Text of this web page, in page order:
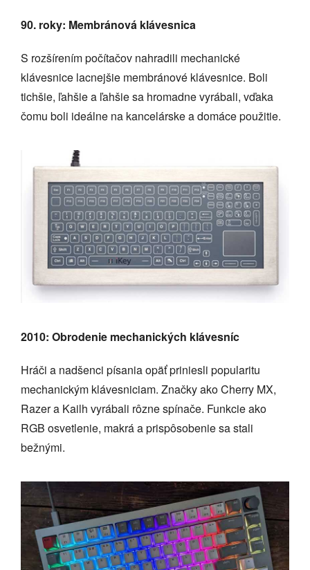
90. roky: Membránová klávesnica
S rozšírením počítačov nahradili mechanické
klávesnice lacnejšie membránové klávesnice. Boli
tichšie, ľahšie a ľahšie sa hromadne vyrábali, vďaka
čomu boli ideálne na kancelárske a domáce použitie.
2010: Obrodenie mechanických klávesníc
Hráči a nadšenci písania opäť priniesli popularitu
mechanickým klávesniciam. Značky ako Cherry MX,
Razer a Kailh vyrábali rôzne spínače. Funkcie ako
RGB osvetlenie, makrá a prispôsobenie sa stali
bežnými.